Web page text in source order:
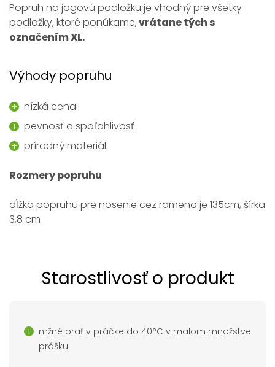
Popruh na jogovú podložku je vhodný pre všetky
podložky, ktoré ponúkame,vrátane tých s
označením XL.
Výhody popruhu
nízká cena
pevnosť a spoľahlivosť
prírodný materiál
Rozmery popruhu
dĺžka popruhu pre nosenie cez rameno je 135cm, šírka
3,8 cm
Starostlivosť o produkt
mžné prať v práčke do 40°C v malom množstve
prášku